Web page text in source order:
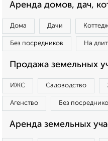
Аренда домов, дач,
Дома Дачи
Без посредников На
Продажа земельных
ИЖС Садоводство
Агенство Без
Аренда земельных